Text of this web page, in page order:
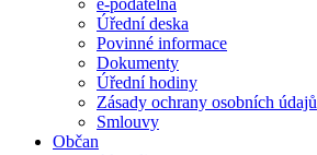
e-podatelna
Úřední deska
Povinné informace
Dokumenty
Úřední hodiny
Zásady ochrany osobních údajů
Smlouvy
Občan